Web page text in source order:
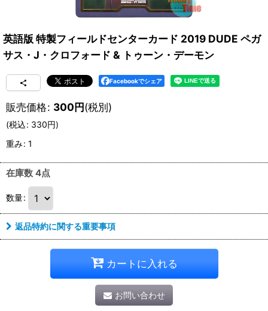
英語版 特製フィールドセンターカード 2019 DUDE ペガ
サス・J・クロフォード & トゥーン・デーモン
Facebookでシェア
販売価格: 300円(税別)
(税込: 330円)
重み: 1
在庫数 4点
数量:
返品特約に関する重要事項
カートに入れる
お問い合わせ